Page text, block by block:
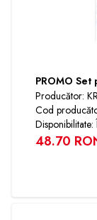
PROMO Set
Producător:
Cod
Disponibilitate:
48.70